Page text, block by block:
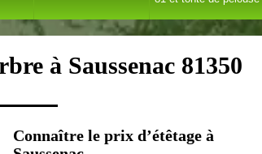
à Saussenac 81350
Connaître le prix d’étêtage à